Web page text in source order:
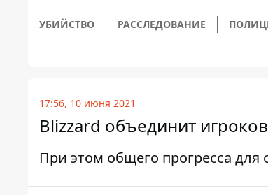
УБИЙСТВО РАССЛЕДОВАНИЕ
17:56, 10 июня 2021
Blizzard объединит
При этом общего прогресса